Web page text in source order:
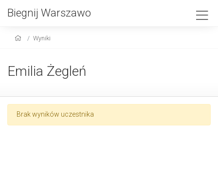
Biegnij Warszawo
Wyniki
Emilia Żegleń
Brak wyników uczestnika